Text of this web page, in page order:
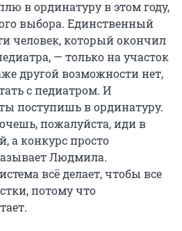
в ординатуру в этом году,
выбора. Единственный
человек, который окончил
— только на участок
другой возможности нет,
с педиатром. И
поступишь в ординатуру.
пожалуйста, иди в
а конкурс просто
Людмила.
всё делает, чтобы все
потому что